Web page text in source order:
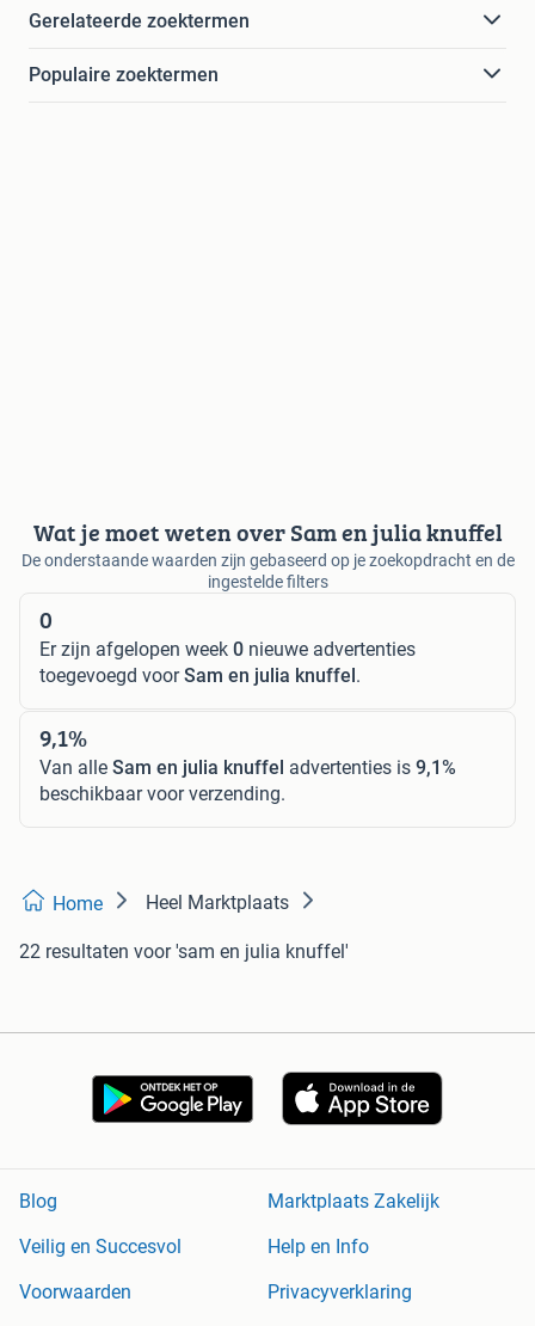
Gerelateerde zoektermen
Populaire zoektermen
Wat je moet weten over Sam en julia knuffel
De onderstaande waarden zijn gebaseerd op je zoekopdracht en de
ingestelde filters
0
Er zijn afgelopen week 0 nieuwe advertenties
toegevoegd voorSam en julia knuffel.
9,1%
Van alle Sam en julia knuffel advertenties is 9,1%
beschikbaar voor verzending.
Home Heel Marktplaats
22 resultaten voor 'sam en julia knuffel'
Blog
Marktplaats Zakelijk
Veilig en Succesvol
Help en Info
Voorwaarden
Privacyverklaring